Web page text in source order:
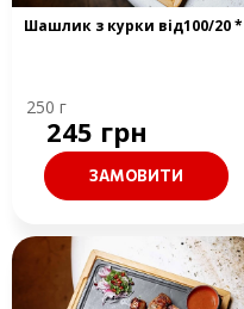
Шашлик з курки від100/20 *
250 г
245 грн
ЗАМОВИТИ